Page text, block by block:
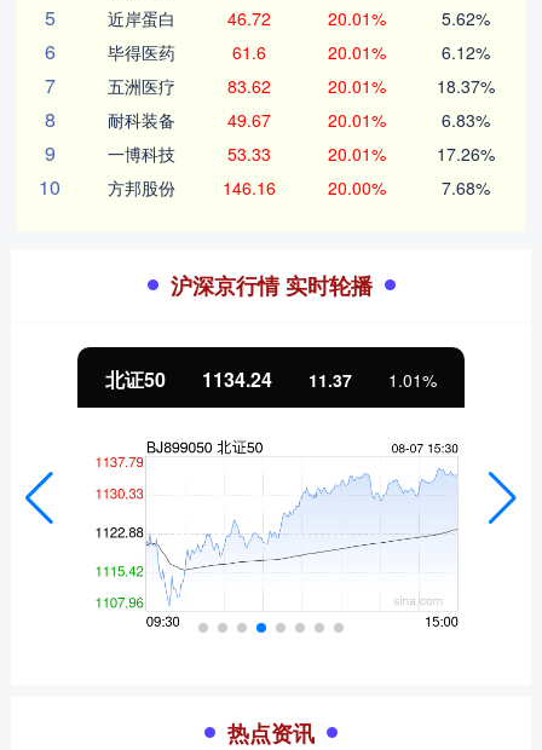
5 近岸蛋白 46.72 20.01% 5.62%
6 毕得医药 61.6 20.01% 6.12%
7 五洲医疗 83.62 20.01% 18.37%
8 耐科装备 49.67 20.01% 6.83%
9 一博科技 53.33 20.01% 17.26%
10 方邦股份 146.16 20.00% 7.68%
沪深京行情 实时轮播
北证50 1134.24 11.37 1.01%
热点资讯